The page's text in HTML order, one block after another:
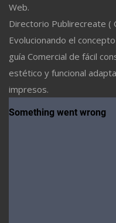
Web.
Directorio Publirecreate (
Evolucionando el
guía Comercial de fácil
estético y funcional
impresos.